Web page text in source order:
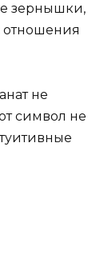
зернышки,
отношения
не
символ не